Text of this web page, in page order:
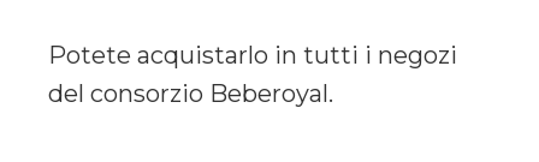
Potete acquistarlo in tutti i negozi
del consorzio Beberoyal.